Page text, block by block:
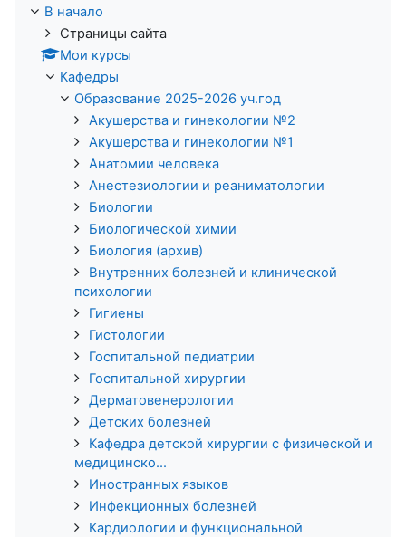
В начало
Страницы сайта
Мои курсы
Кафедры
Образование 2025-2026 уч.год
Акушерства и гинекологии №2
Акушерства и гинекологии №1
Анатомии человека
Анестезиологии и реаниматологии
Биологии
Биологической химии
Биология (архив)
Внутренних болезней и клинической
психологии
Гигиены
Гистологии
Госпитальной педиатрии
Госпитальной хирургии
Дерматовенерологии
Детских болезней
Кафедра детской хирургии с физической и
медицинско...
Иностранных языков
Инфекционных болезней
Кардиологии и функциональной